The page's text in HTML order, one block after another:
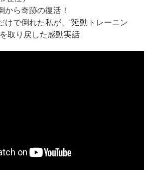
から奇跡の復活！
けで倒れた私が、“延動トレーニン
取り戻した感動実話